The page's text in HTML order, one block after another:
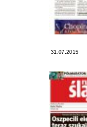
31.07.2015